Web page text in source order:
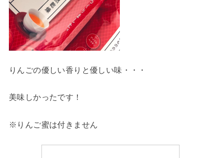
りんごの優しい香りと優しい味・・・
美味しかったです！
※りんご蜜は付きません